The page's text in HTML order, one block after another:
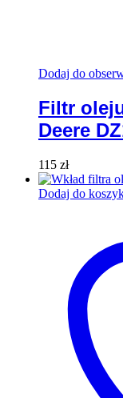
Dodaj do
Filtr
Deere
115 zł
Dodaj do